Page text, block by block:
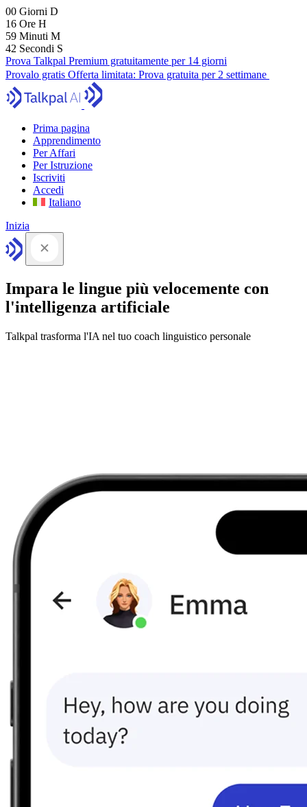
00 Giorni D
16 Ore H
59 Minuti M
41 Secondi S
Prova Talkpal Premium gratuitamente per 14 giorni
Provalo gratis Offerta limitata: Prova gratuita per 2 settimane
Prima pagina
Apprendimento
Per Affari
Per Istruzione
Iscriviti
Accedi
Italiano
Inizia
Impara le lingue più velocemente con
l'intelligenza artificiale
Talkpal trasforma l'IA nel tuo coach linguistico personale